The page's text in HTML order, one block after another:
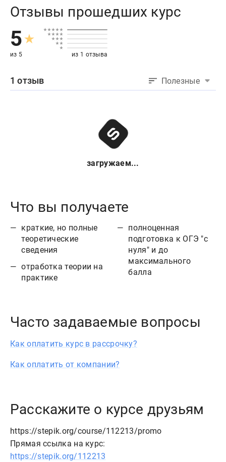
Отзывы прошедших курс
5
из 5 из 1 отзыва
1 отзыв Полезные
загружаем...
Что вы получаете
краткие, но полные
теоретические
сведения
отработка теории на
практике
полноценная
подготовка к ОГЭ "с
нуля" и до
максимального
балла
Часто задаваемые вопросы
Как оплатить курс в рассрочку?
Как оплатить от компании?
Расскажите о курсе друзьям
https://stepik.org/course/112213/promo
Прямая ссылка на курс:
https://stepik.org/112213